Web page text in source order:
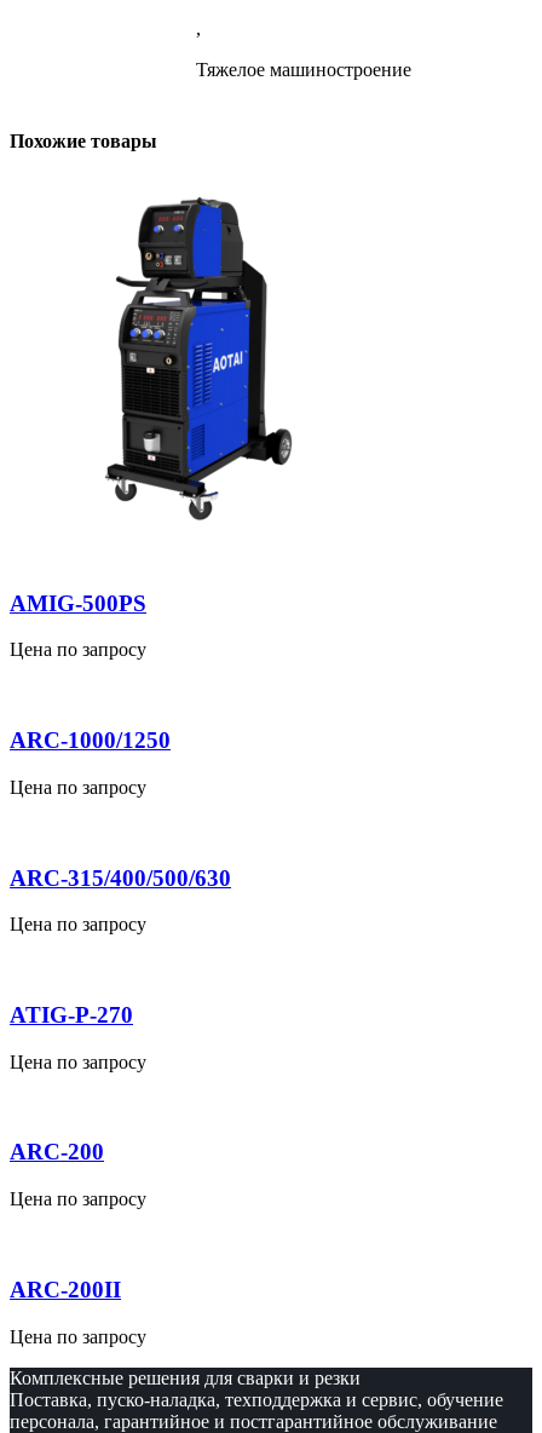
,
Тяжелое машиностроение
Похожие товары
AMIG-500PS
Цена по запросу
ARC-1000/1250
Цена по запросу
ARC-315/400/500/630
Цена по запросу
ATIG-P-270
Цена по запросу
ARC-200
Цена по запросу
ARC-200II
Цена по запросу
Комплексные решения для сварки и резки
Поставка, пуско-наладка, техподдержка и сервис, обучение
персонала, гарантийное и постгарантийное обслуживание